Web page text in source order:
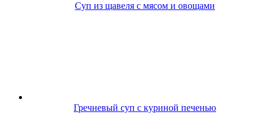
Суп из щавеля с мясом и овощами
Гречневый суп с куриной печенью